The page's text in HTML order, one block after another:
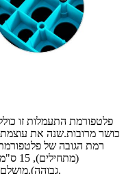
פלטפורמת התעמלות זו
כושר מרובות.שנה את
גבוהה).מושלם עבור כל רמות המשתמש בכל הגילאים.